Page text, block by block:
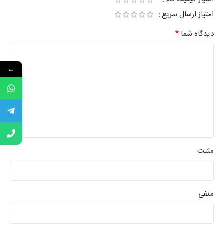
امتیاز ارسال سریع
دیدگاه شما *
مثبت
منفی
←